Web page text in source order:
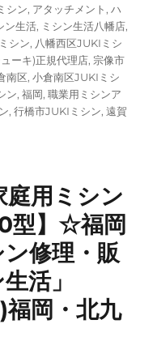
シン, アタッチメント,ハ
ン生活, ミシン生活八幡店,
シン, 八幡西区JUKIミシ
ーキ)正規代理店,宗像市
南区,小倉南区JUKIミシ
ン,福岡,職業用ミシンア
,行橋市JUKIミシン,遠賀
用ミシン
型】☆福岡
修理・販
活」
岡・北九